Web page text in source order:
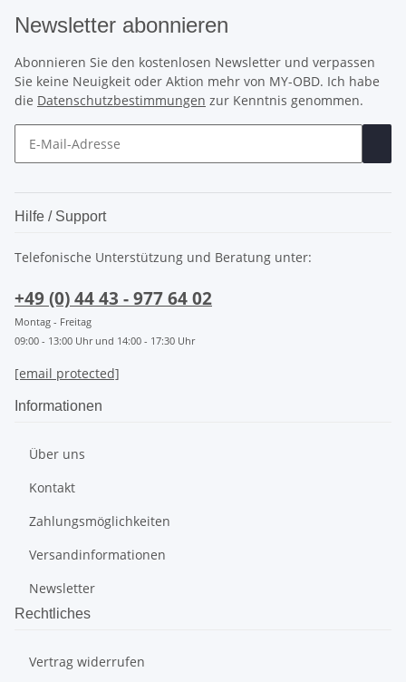
Newsletter abonnieren
Abonnieren Sie den kostenlosen Newsletter und verpassen
Sie keine Neuigkeit oder Aktion mehr von MY-OBD. Ich habe
die Datenschutzbestimmungen zur Kenntnis genommen.
Hilfe / Support
Telefonische Unterstützung und Beratung unter:
+49 (0) 44 43 - 977 64 02
Montag - Freitag
09:00 - 13:00 Uhr und 14:00 - 17:30 Uhr
[email protected]
Informationen
Über uns
Kontakt
Zahlungsmöglichkeiten
Versandinformationen
Newsletter
Rechtliches
Vertrag widerrufen